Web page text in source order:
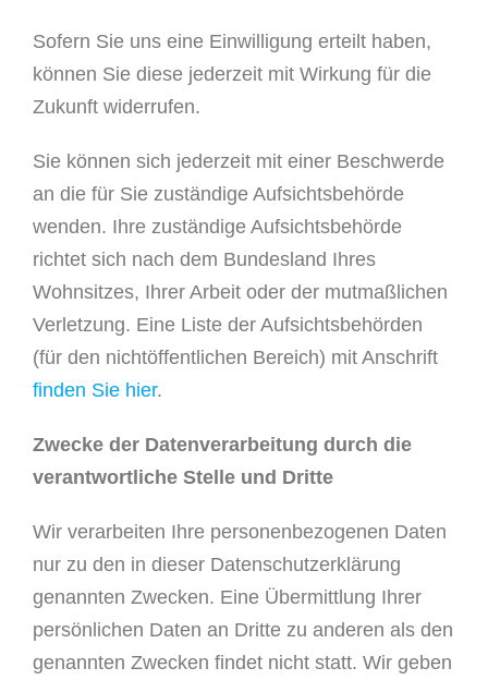
Sofern Sie uns eine Einwilligung erteilt haben,
können Sie diese jederzeit mit Wirkung für die
Zukunft widerrufen.
Sie können sich jederzeit mit einer Beschwerde
an die für Sie zuständige Aufsichtsbehörde
wenden. Ihre zuständige Aufsichtsbehörde
richtet sich nach dem Bundesland Ihres
Wohnsitzes, Ihrer Arbeit oder der mutmaßlichen
Verletzung. Eine Liste der Aufsichtsbehörden
(für den nichtöffentlichen Bereich) mit Anschrift
finden Sie hier.
Zwecke der Datenverarbeitung durch die
verantwortliche Stelle und Dritte
Wir verarbeiten Ihre personenbezogenen Daten
nur zu den in dieser Datenschutzerklärung
genannten Zwecken. Eine Übermittlung Ihrer
persönlichen Daten an Dritte zu anderen als den
genannten Zwecken findet nicht statt. Wir geben